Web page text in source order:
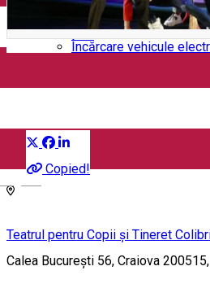
English
Închirieri auto
Închirieri biciclete
Taxi
Încărcare vehicule
Copied!
Eveniment pentru copii
Teatrul pentru Copii și Tineret
Calea București 56, Craiova